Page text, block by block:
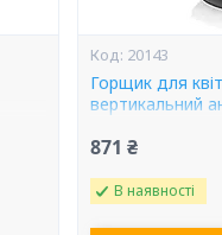
20143
Горщик для
вертикальний
871 ₴
В наявності